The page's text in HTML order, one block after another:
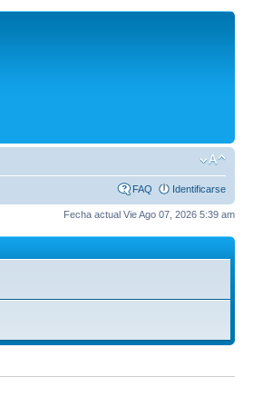
FAQ Identificarse
Fecha actual Vie Ago 07, 2026 5:39 am